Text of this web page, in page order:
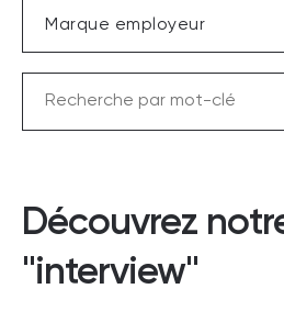
Marque employeur
Découvrez
"interview"